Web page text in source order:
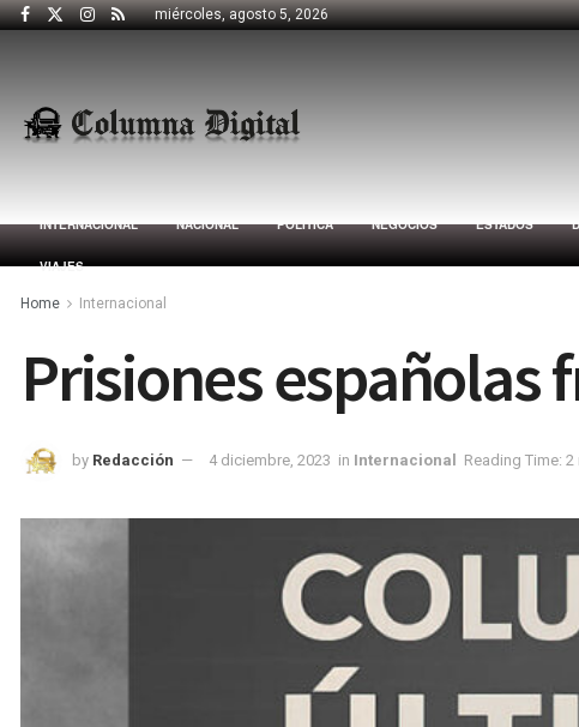
miércoles, agosto 5, 2026
INTERNACIONAL NACIONAL POLÍTICA NEGOCIOS ESTADOS
VIAJES
Home Internacional
Prisiones españolas
by Redacción 4 diciembre, 2023 in Internacional Reading Time: 2